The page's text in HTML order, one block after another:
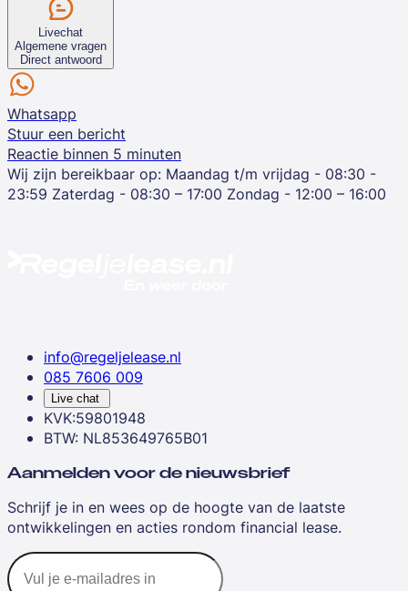
Livechat
Algemene vragen
Direct antwoord
Whatsapp
Stuur een bericht
Reactie binnen 5 minuten
Wij zijn bereikbaar op: Maandag t/m vrijdag - 08:30 -
23:59 Zaterdag - 08:30 – 17:00 Zondag - 12:00 – 16:00
info@regeljelease.nl
085 7606 009
Live chat
KVK:59801948
BTW: NL853649765B01
Aanmelden voor de nieuwsbrief
Schrijf je in en wees op de hoogte van de laatste
ontwikkelingen en acties rondom financial lease.